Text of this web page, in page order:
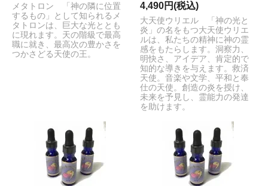
メタトロン 「神の隣に位置
するもの」として知られるメ
タトロンは、巨大な光ととも
に現れます。天の階級で最高
職に就き、最高次の豊かさを
つかさどる天使の王。
4,490円(税込)
大天使ウリエル 「神の光と
炎」の名をもつ大天使ウリエ
ルは、私たちの精神に神の霊
感をもたらします。洞察力、
明快さ、アイデア、肯定的で
知的な導きを与えます。救済
天使。音楽や文学、平和と奉
仕の天使。創造の炎を授け、
未来を予見し、霊能力の発達
を助けます。